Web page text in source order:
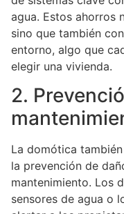
agua. Estos ahorros
sino que también
entorno, algo que
elegir una vivienda.
2.
La domótica
la prevención de
mantenimiento. Los
sensores de agua o